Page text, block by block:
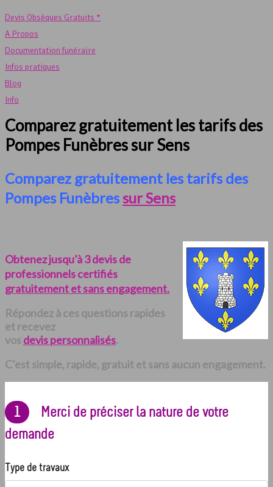
Devis Obsèques Gratuits *
A Propos
Documentation funéraire
Infos pratiques
Blog
Info
Comparez gratuitement les tarifs des
Pompes Funèbres sur Sens
Comparez gratuitement les tarifs des
Pompes Funèbres sur Sens
Obtenez jusqu’à 3 devis de
professionnels certifiés
gratuitement et sans engagement.
Répondez à ces questions rapides
et recevez
vos devis personnalisés.
C’est simple, rapide, gratuit et sans aucun engagement.